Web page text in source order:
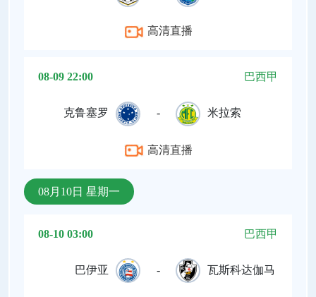
高清直播
08-09 22:00 巴西甲
克鲁塞罗 - 米拉索
高清直播
08月10日 星期一
08-10 03:00 巴西甲
巴伊亚 - 瓦斯科达伽马